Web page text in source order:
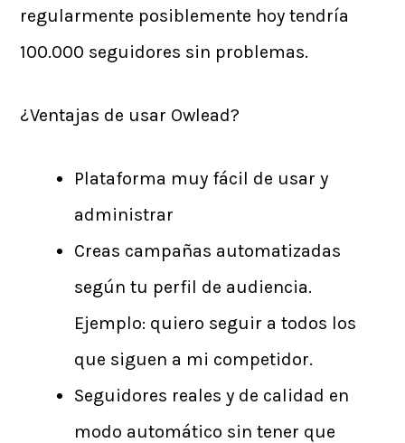
regularmente posiblemente hoy tendría
100.000 seguidores sin problemas.
¿Ventajas de usar Owlead?
Plataforma muy fácil de usar y
administrar
Creas campañas automatizadas
según tu perfil de audiencia.
Ejemplo: quiero seguir a todos los
que siguen a mi competidor.
Seguidores reales y de calidad en
modo automático sin tener que